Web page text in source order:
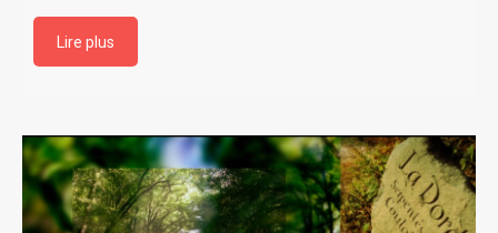
Lire plus